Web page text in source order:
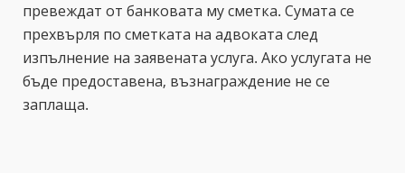
превеждат от банковата му сметка. Сумата се
прехвърля по сметката на адвоката след
изпълнение на заявената услуга. Ако услугата не
бъде предоставена, възнаграждение не се
заплаща.